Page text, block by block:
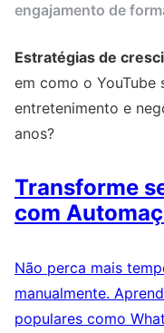
engajamento de
Estratégias de
em como o
entretenimento e
anos?
Transforme
com
Não perca mais
manualmente.
populares como